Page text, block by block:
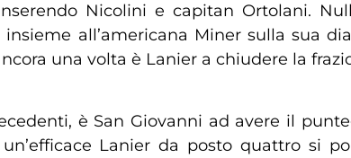
Nicolini e capitan Ortolani.
all’americana Miner sulla sua
una volta è Lanier a chiudere la
è San Giovanni ad avere il
Lanier da posto quattro si